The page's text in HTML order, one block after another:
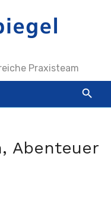
Praxisteam
Abenteuer